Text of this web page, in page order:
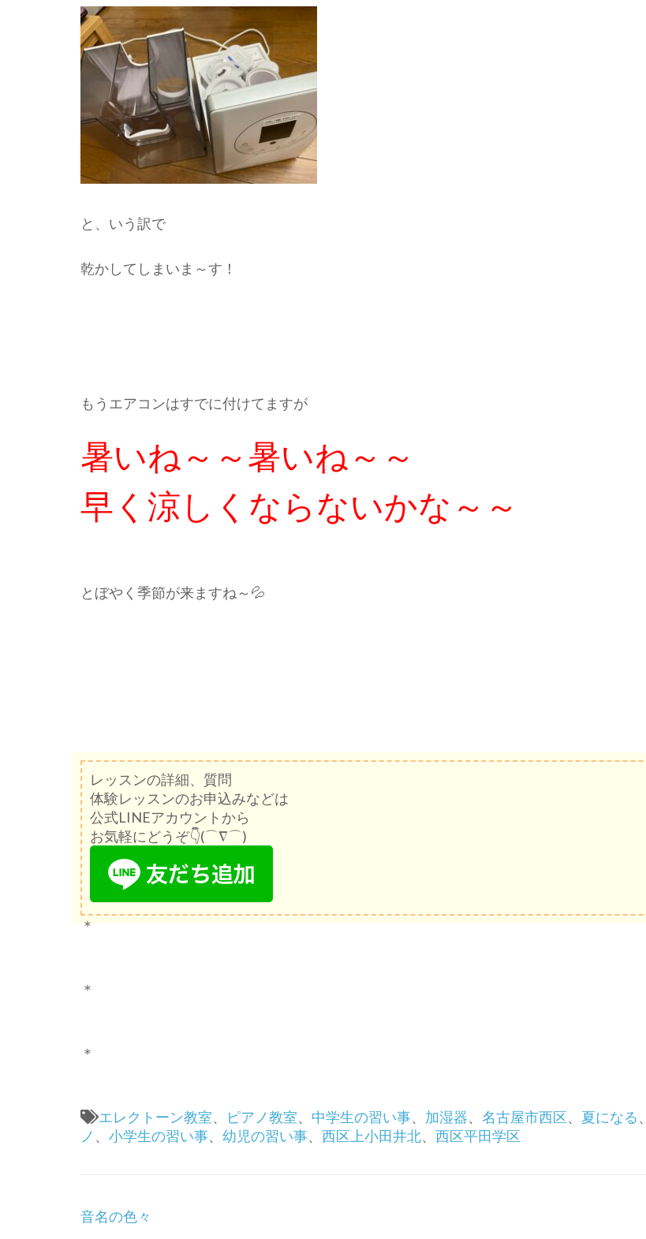
と、いう訳で
乾かしてしまいま～す！
もうエアコンはすでに付けてますが
暑いね～～暑いね～～
早く涼しくならないかな～～
とぼやく季節が来ますね～💦
レッスンの詳細、質問
体験レッスンのお申込みなどは
公式LINEアカウントから
お気軽にどうぞ👇(⌒∇⌒)
＊
＊
＊
エレクトーン教室、 ピアノ教室、 中学生の習い事、 加湿器、 名古屋市西区、 夏になる、
ノ 、 小学生の習い事、 幼児の習い事、 西区上小田井北、 西区平田学区
投
音名の色々